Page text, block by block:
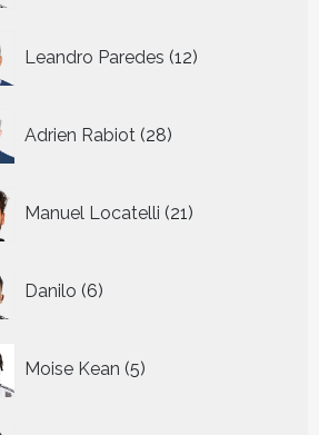
Leandro Paredes 12
producten
Adrien Rabiot 28
producten
Manuel Locatelli 21
producten
Danilo 6
producten
Moise Kean 5
producten